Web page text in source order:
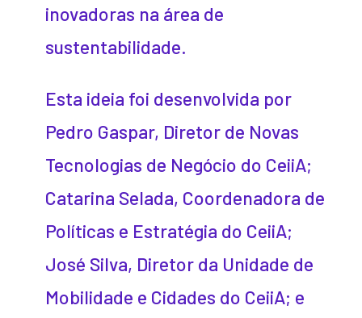
inovadoras na área de
sustentabilidade.
Esta ideia foi desenvolvida por
Pedro Gaspar, Diretor de Novas
Tecnologias de Negócio do CeiiA;
Catarina Selada, Coordenadora de
Políticas e Estratégia do CeiiA;
José Silva, Diretor da Unidade de
Mobilidade e Cidades do CeiiA; e